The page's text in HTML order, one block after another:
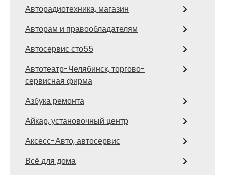
Авторадиотехника, магазин
Авторам и правообладателям
Автосервис сто55
Автотеатр-Челябинск, торгово-
сервисная фирма
Азбука ремонта
Айкар, установочный центр
Аксесс-Авто, автосервис
Всё для дома